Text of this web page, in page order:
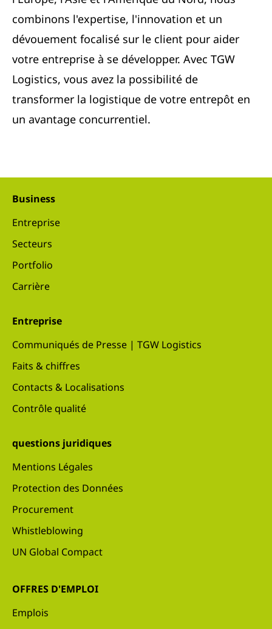
combinons l'expertise, l'innovation et un
dévouement focalisé sur le client pour aider
votre entreprise à se développer. Avec TGW
Logistics, vous avez la possibilité de
transformer la logistique de votre entrepôt en
un avantage concurrentiel.
Business
Entreprise
Secteurs
Portfolio
Carrière
Entreprise
Communiqués de Presse | TGW Logistics
Faits & chiffres
Contacts & Localisations
Contrôle qualité
questions juridiques
Mentions Légales
Protection des Données
Procurement
Whistleblowing
UN Global Compact
OFFRES D'EMPLOI
Emplois